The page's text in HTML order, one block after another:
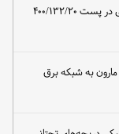
جلوگیری از خاموشی گسترده شبکه برق با اقدام اضطراری در پست ۴۰۰/۱۳۲/۲۰
فنی، واحد شماره ۲ نیروگاه مارون به شبکه برق